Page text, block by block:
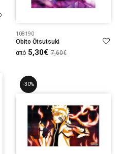
108190
Obito Ōtsutsuki
από 5,30€ 7,60€
-30%